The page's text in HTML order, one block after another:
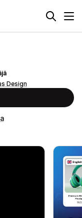
Design